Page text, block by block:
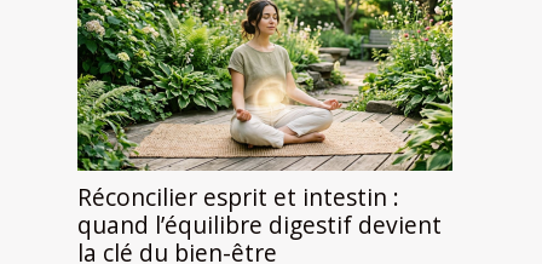
Réconcilier esprit et intestin :
quand l’équilibre digestif devient
la clé du bien-être